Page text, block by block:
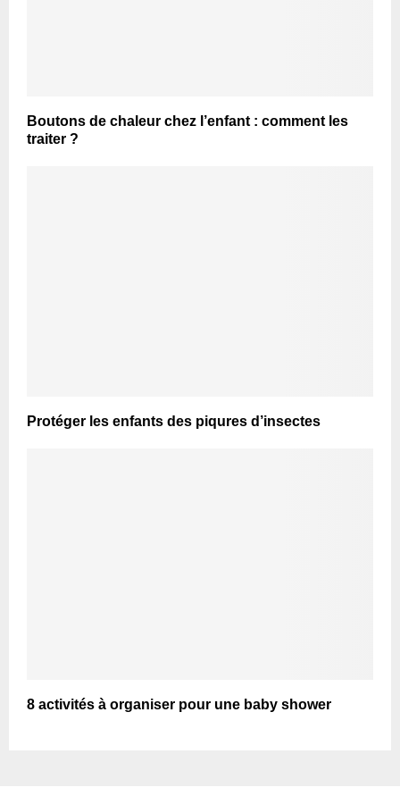
Boutons de chaleur chez l’enfant : comment les
traiter ?
Protéger les enfants des piqures d’insectes
8 activités à organiser pour une baby shower